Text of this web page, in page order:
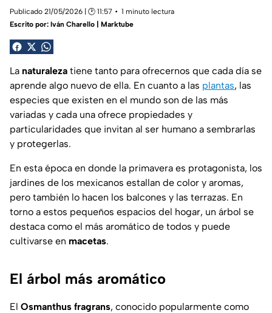
Publicado 21/05/2026 | 🕑 11:57
1 minuto lectura
Escrito por: Iván Charello | Marktube
La naturaleza tiene tanto para ofrecernos que cada día se
aprende algo nuevo de ella. En cuanto a las plantas, las
especies que existen en el mundo son de las más
variadas y cada una ofrece propiedades y
particularidades que invitan al ser humano a sembrarlas
y protegerlas.
En esta época en donde la primavera es protagonista, los
jardines de los mexicanos estallan de color y aromas,
pero también lo hacen los balcones y las terrazas. En
torno a estos pequeños espacios del hogar, un árbol se
destaca como el más aromático de todos y puede
cultivarse en macetas.
El árbol más aromático
El Osmanthus fragrans, conocido popularmente como